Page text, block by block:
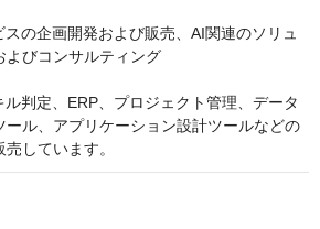
の企画開発および販売、AI関連のソリュ
よびコンサルティング
判定、ERP、プロジェクト管理、データ
ル、アプリケーション設計ツールなどの